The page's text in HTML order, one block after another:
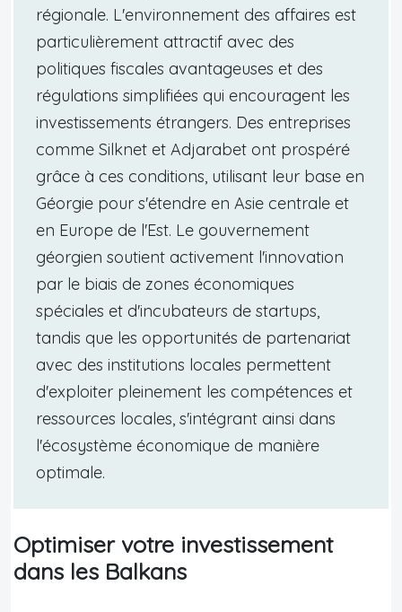
régionale. L'environnement des affaires est
particulièrement attractif avec des
politiques fiscales avantageuses et des
régulations simplifiées qui encouragent les
investissements étrangers. Des entreprises
comme Silknet et Adjarabet ont prospéré
grâce à ces conditions, utilisant leur base en
Géorgie pour s'étendre en Asie centrale et
en Europe de l'Est. Le gouvernement
géorgien soutient activement l'innovation
par le biais de zones économiques
spéciales et d'incubateurs de startups,
tandis que les opportunités de partenariat
avec des institutions locales permettent
d'exploiter pleinement les compétences et
ressources locales, s'intégrant ainsi dans
l'écosystème économique de manière
optimale.
Optimiser votre investissement
dans les Balkans